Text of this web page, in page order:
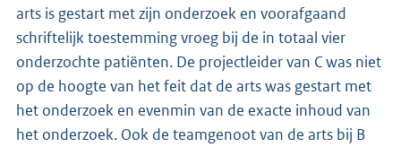
arts is gestart met zijn onderzoek en voorafgaand
schriftelijk toestemming vroeg bij de in totaal vier
onderzochte patiënten. De projectleider van C was niet
op de hoogte van het feit dat de arts was gestart met
het onderzoek en evenmin van de exacte inhoud van
het onderzoek. Ook de teamgenoot van de arts bij B